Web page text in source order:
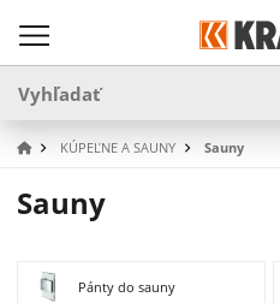
KÚPEĽNE A SAUNY Sauny
Sauny
Pánty do sauny